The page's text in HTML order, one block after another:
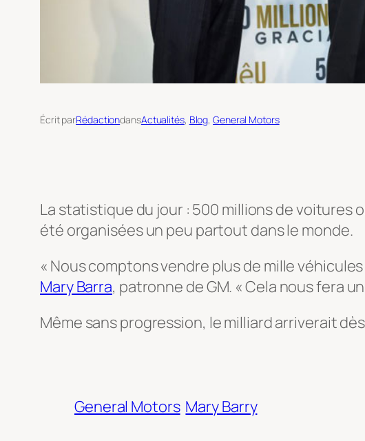
Écrit parRédactiondansActualités, Blog, General Motors
La statistique du jour : 500 millions de voitures
été organisées un peu partout dans le monde.
« Nous comptons vendre plus de mille
Mary Barra, patronne de GM. « Cela nous fera
Même sans progression, le milliard arriverait
General Motors Mary Barry